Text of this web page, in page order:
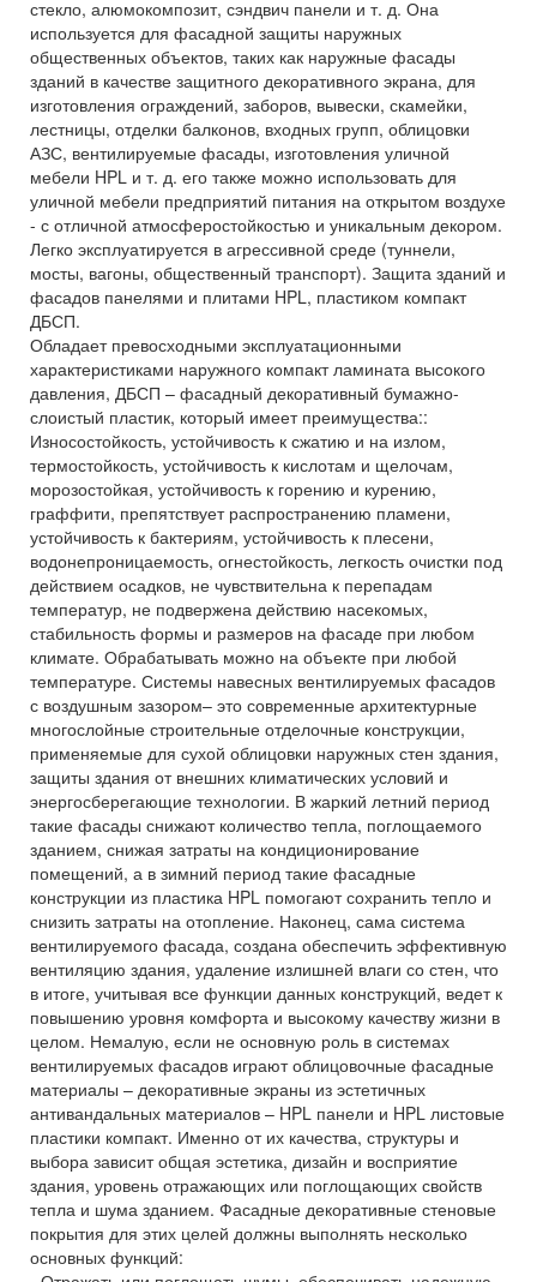
стекло, алюмокомпозит, сэндвич панели и т. д. Она
используется для фасадной защиты наружных
общественных объектов, таких как наружные фасады
зданий в качестве защитного декоративного экрана, для
изготовления ограждений, заборов, вывески, скамейки,
лестницы, отделки балконов, входных групп, облицовки
АЗС, вентилируемые фасады, изготовления уличной
мебели HPL и т. д. его также можно использовать для
уличной мебели предприятий питания на открытом воздухе
- с отличной атмосферостойкостью и уникальным декором.
Легко эксплуатируется в агрессивной среде (туннели,
мосты, вагоны, общественный транспорт). Защита зданий и
фасадов панелями и плитами HPL, пластиком компакт
ДБСП.
Обладает превосходными эксплуатационными
характеристиками наружного компакт ламината высокого
давления, ДБСП – фасадный декоративный бумажно-
слоистый пластик, который имеет преимущества::
Износостойкость, устойчивость к сжатию и на излом,
термостойкость, устойчивость к кислотам и щелочам,
морозостойкая, устойчивость к горению и курению,
граффити, препятствует распространению пламени,
устойчивость к бактериям, устойчивость к плесени,
водонепроницаемость, огнестойкость, легкость очистки под
действием осадков, не чувствительна к перепадам
температур, не подвержена действию насекомых,
стабильность формы и размеров на фасаде при любом
климате. Обрабатывать можно на объекте при любой
температуре. Системы навесных вентилируемых фасадов
с воздушным зазором– это современные архитектурные
многослойные строительные отделочные конструкции,
применяемые для сухой облицовки наружных стен здания,
защиты здания от внешних климатических условий и
энергосберегающие технологии. В жаркий летний период
такие фасады снижают количество тепла, поглощаемого
зданием, снижая затраты на кондиционирование
помещений, а в зимний период такие фасадные
конструкции из пластика HPL помогают сохранить тепло и
снизить затраты на отопление. Наконец, сама система
вентилируемого фасада, создана обеспечить эффективную
вентиляцию здания, удаление излишней влаги со стен, что
в итоге, учитывая все функции данных конструкций, ведет к
повышению уровня комфорта и высокому качеству жизни в
целом. Немалую, если не основную роль в системах
вентилируемых фасадов играют облицовочные фасадные
материалы – декоративные экраны из эстетичных
антивандальных материалов – HPL панели и HPL листовые
пластики компакт. Именно от их качества, структуры и
выбора зависит общая эстетика, дизайн и восприятие
здания, уровень отражающих или поглощающих свойств
тепла и шума зданием. Фасадные декоративные стеновые
покрытия для этих целей должны выполнять несколько
основных функций: